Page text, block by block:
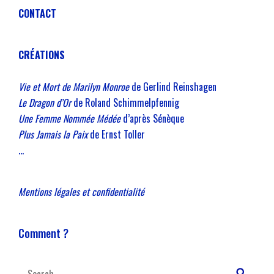
CONTACT
CRÉATIONS
Vie et Mort de Marilyn Monroede Gerlind Reinshagen
Le Dragon d’Orde Roland Schimmelpfennig
Une Femme Nommée Médéed’après Sénèque
Plus Jamais la Paixde Ernst Toller
…
Mentions légales et confidentialité
Comment ?